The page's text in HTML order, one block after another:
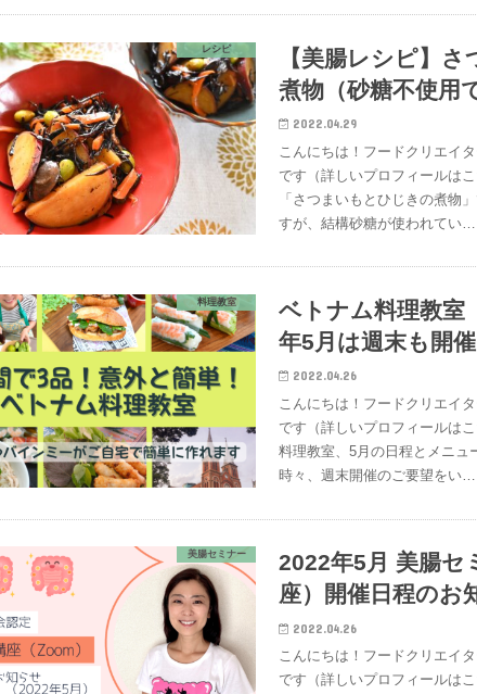
レシピ
【美腸レシピ】
煮物（砂糖不使用
2022.04.29
こんにちは！フードクリエイ
です（詳しいプロフィールは
「さつまいもとひじきの煮物
すが、結構砂糖が使われてい…
料理教室
ベトナム料理教室
年5月は週末も開
2022.04.26
こんにちは！フードクリエイ
です（詳しいプロフィールは
料理教室、5月の日程とメニュ
時々、週末開催のご要望をい…
美腸セミナー
2022年5月 美腸セ
座）開催日程のお
2022.04.26
こんにちは！フードクリエイ
です（詳しいプロフィールは